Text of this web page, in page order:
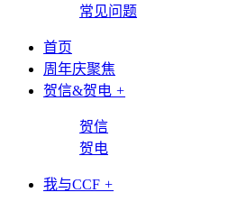
常见问题
首页
周年庆聚焦
贺信&贺电 +
贺信
贺电
我与CCF +